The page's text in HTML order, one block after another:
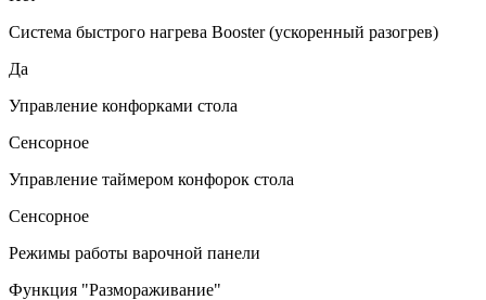
Система быстрого нагрева Booster (ускоренный разогрев)
Да
Управление конфорками стола
Сенсорное
Управление таймером конфорок стола
Сенсорное
Режимы работы варочной панели
Функция "Размораживание"